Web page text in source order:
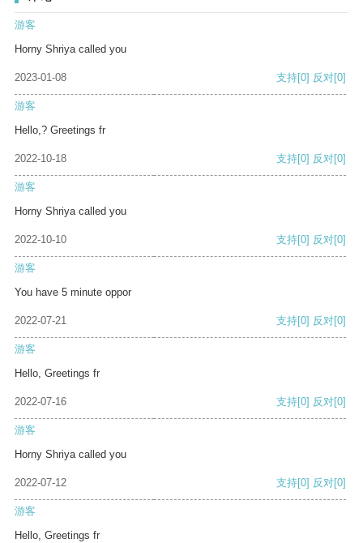
游客
Horny Shriya called you
2023-01-08 支持[0] 反对[0]
游客
Hello,? Greetings fr
2022-10-18 支持[0] 反对[0]
游客
Horny Shriya called you
2022-10-10 支持[0] 反对[0]
游客
You have 5 minute oppor
2022-07-21 支持[0] 反对[0]
游客
Hello, Greetings fr
2022-07-16 支持[0] 反对[0]
游客
Horny Shriya called you
2022-07-12 支持[0] 反对[0]
游客
Hello, Greetings fr